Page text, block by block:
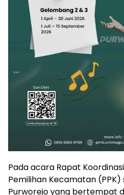
Pada acara Rapat
Pemilihan Kecamatan
Purworejo yang bertempat